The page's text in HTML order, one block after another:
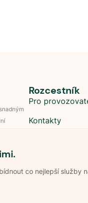
co nejlepší služby
Rozcestník
Pro
Kontakty